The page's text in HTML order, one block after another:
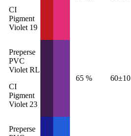
CI
Pigment
Violet 19
Preperse
PVC
Violet RL
CI
Pigment
Violet 23
65 % 60±10
Preperse